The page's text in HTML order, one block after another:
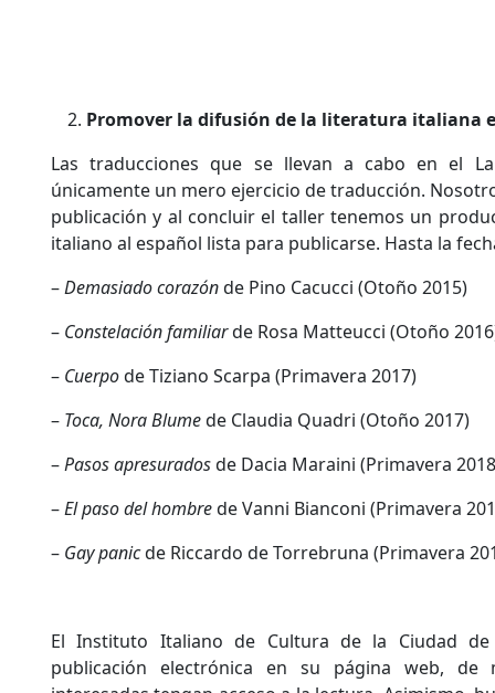
Promover la difusión de la literatura italiana
Las traducciones que se llevan a cabo en el
únicamente un mero ejercicio de traducción.
publicación y al concluir el taller tenemos un
italiano al español lista para publicarse. Hasta la
–Demasiado corazónde Pino Cacucci (Otoño 2015)
– Constelación familiarde Rosa Matteucci (Otoño
– Cuerpode Tiziano Scarpa (Primavera 2017)
– Toca, Nora Blumede Claudia Quadri (Otoño 2017)
–Pasos apresuradosde Dacia Maraini (Primavera
–El paso del hombrede Vanni Bianconi (Primavera
– Gay panicde Riccardo de Torrebruna (Primavera
El Instituto Italiano de Cultura de la Ciudad
publicación electrónica en su página web, de